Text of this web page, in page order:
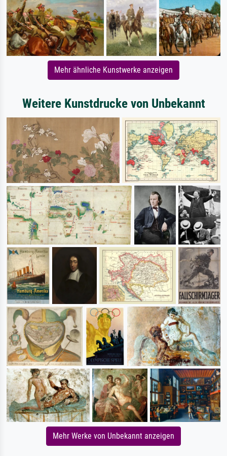
Mehr ähnliche Kunstwerke anzeigen
Weitere Kunstdrucke von Unbekannt
Mehr Werke von Unbekannt anzeigen